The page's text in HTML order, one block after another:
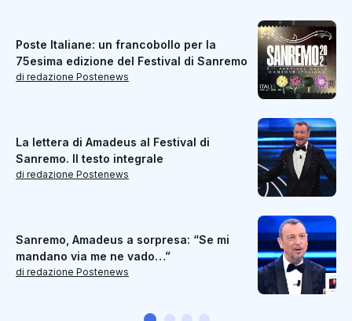
Poste Italiane: un francobollo per la
75esima edizione del Festival di Sanremo
di redazione Postenews
La lettera di Amadeus al Festival di
Sanremo. Il testo integrale
di redazione Postenews
Sanremo, Amadeus a sorpresa: “Se mi
mandano via me ne vado…”
di redazione Postenews